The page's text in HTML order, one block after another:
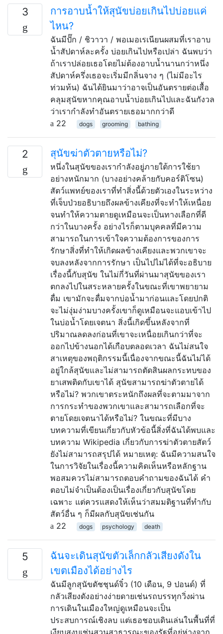
3
การอาบน้ำให้สุนัขบ่อยเกินไปบ่อยแค่
ไหน?
ฉันมีปั๊ก / ชิวาวา / พอเมอเรเนียนผสมที่เราอาบ
น้ำสัปดาห์ละครั้ง บ่อยเกินไปหรือเปล่า ฉันพบว่า
ถ้าเราปล่อยเธอโดยไม่ต้องอาบน้ำนานกว่าหนึ่ง
สัปดาห์ครึ่งเธอจะเริ่มมีกลิ่นจาง ๆ (ไม่มีอะไร
ท่วมท้น) ฉันได้ยินมาว่าอาจเป็นอันตรายต่อเสื้อ
คลุมสุนัขหากคุณอาบน้ำบ่อยเกินไปและฉันกังวล
ว่าเรากำลังทำอันตรายเธอมากกว่าดี
22
dogs grooming bathing
2 สุนัขฆ่าตัวตายหรือไม่?
หนึ่งในสุนัขของเรากำลังอยู่ภายใต้การใช้ยา
อย่างหนักมาก (บางอย่างคล้ายกับคอร์ติโซน)
สัตว์แพทย์ของเราที่ทำสิ่งนี้ด้วยตัวเองในระหว่าง
ที่เจ็บป่วยอธิบายถึงผลข้างเคียงที่จะทำให้เหนื่อย
จนทำให้ความตายดูเหมือนจะเป็นทางเลือกที่ดี
กว่าในบางครั้ง อย่างไรก็ตามบุคคลที่มีความ
สามารถในการเข้าใจความต้องการของการ
รักษาสิ่งที่ทำให้เกิดผลข้างเคียงและพวกเขาจะ
จบลงหลังจากการรักษา เป็นไปไม่ได้ที่จะอธิบาย
เรื่องนี้กับสุนัข ในไม่กี่วันที่ผ่านมาสุนัขของเรา
ตกลงไปในสระหลายครั้งในขณะที่เขาพยายาม
ดื่ม เขามักจะดื่มจากบ่อน้ำมาก่อนและโดยปกติ
จะไม่งุ่มง่ามบางครั้งเขาก็ดูเหมือนจะแอบเข้าไป
ในบ่อน้ำโดยเจตนา สิ่งนี้เกิดขึ้นหลังจากที่
ปริมาณลดลงก่อนที่เขาจะเหนื่อยเกินกว่าที่จะ
ออกไปข้างนอกได้เกือบตลอดเวลา ฉันไม่สนใจ
สาเหตุของพฤติกรรมนี้เนื่องจากขณะนี้ฉันไม่ได้
อยู่ใกล้สุนัขและไม่สามารถตัดสินผลกระทบของ
ยาเสพติดกับเขาได้ สุนัขสามารถฆ่าตัวตายได้
หรือไม่? พวกเขาตระหนักถึงผลที่จะตามมาจาก
การกระทำของพวกเขาและสามารถเลือกที่จะ
ตายโดยเจตนาได้หรือไม่? ในขณะที่มีบาง
บทความที่เขียนเกี่ยวกับหัวข้อนี้สิ่งที่ฉันได้พบและ
บทความ Wikipedia เกี่ยวกับการฆ่าตัวตายสัตว์
ยังไม่สามารถสรุปได้ หมายเหตุ: ฉันมีความสนใจ
ในการวิจัยในเรื่องนี้ความคิดเห็นหรือหลักฐาน
พอสมควรไม่สามารถตอบคำถามของฉันได้ คำ
ตอบไม่จำเป็นต้องเป็นเรื่องเกี่ยวกับสุนัขโดย
เฉพาะ แต่ควรแสดงให้เห็นว่าสมมติฐานที่ทำกับ
สัตว์อื่น ๆ ก็มีผลกับสุนัขเช่นกัน
22
dogs psychology death
5
ฉันจะเดินสุนัขตัวเล็กกลัวเสียงดังใน
เขตเมืองได้อย่างไร
ฉันมีลูกสุนัขดัชชุนด์จิ๋ว (10 เดือน, 9 ปอนด์) ที่
กลัวเสียงดังอย่างง่ายดายเช่นรถบรรทุกวิ่งผ่าน
การเดินในเมืองใหญ่ดูเหมือนจะเป็น
ประสบการณ์เชิงลบ แต่เธอชอบเดินเล่นในพื้นที่ที่
เงียบสงบเช่นสวนสาธารณะของรัฐที่อยู่ห่างจาก